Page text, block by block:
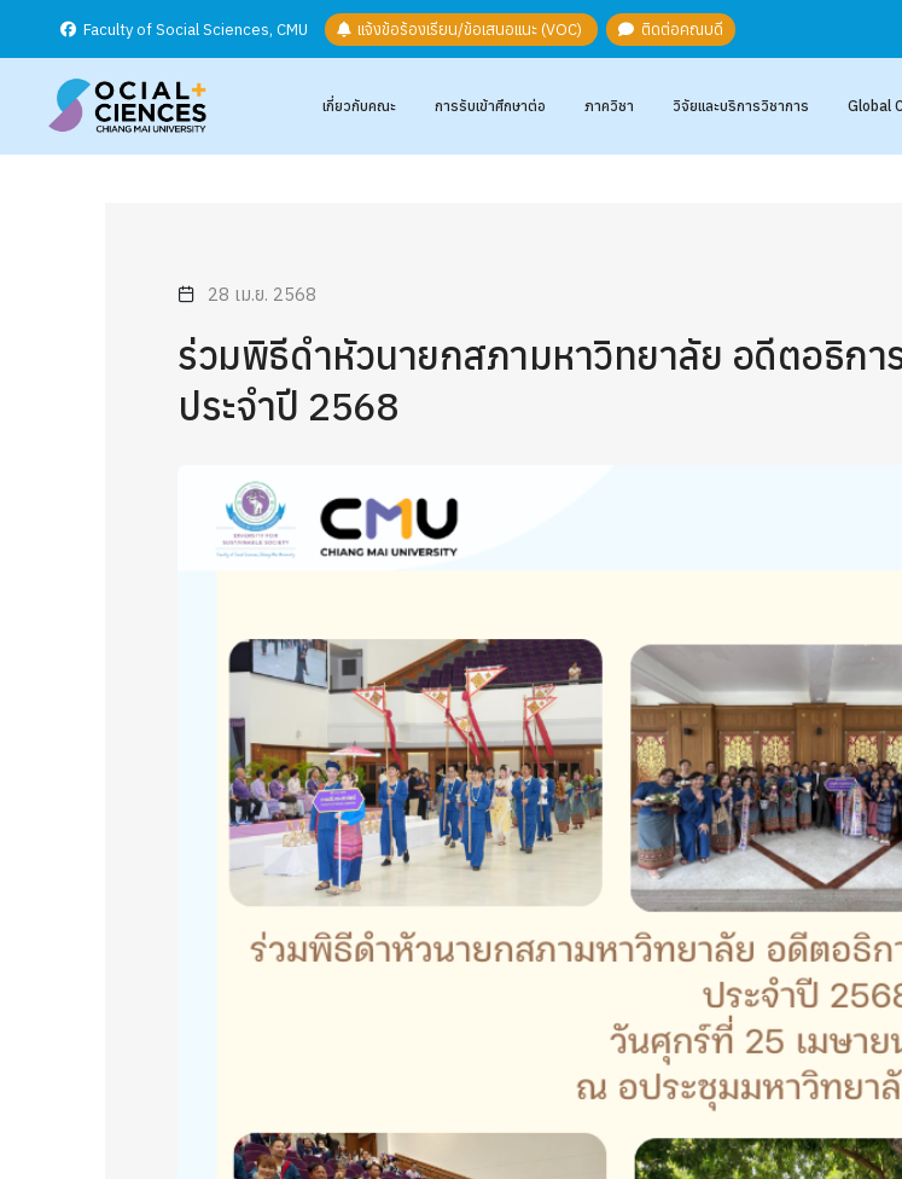
Faculty of Social Sciences, CMU แจ้งข้อร้องเรียน/ข้อเสนอแนะ (VOC) ติดต่อคณบดี
เกี่ยวกับคณะ การรับเข้าศึกษาต่อ ภาควิชา วิจัยและบริการวิชาการ Global
28 เม.ย. 2568
ร่วมพิธีดำหัวนายกสภามหาวิทยาลัย อดีตอธิกา
ประจำปี 2568